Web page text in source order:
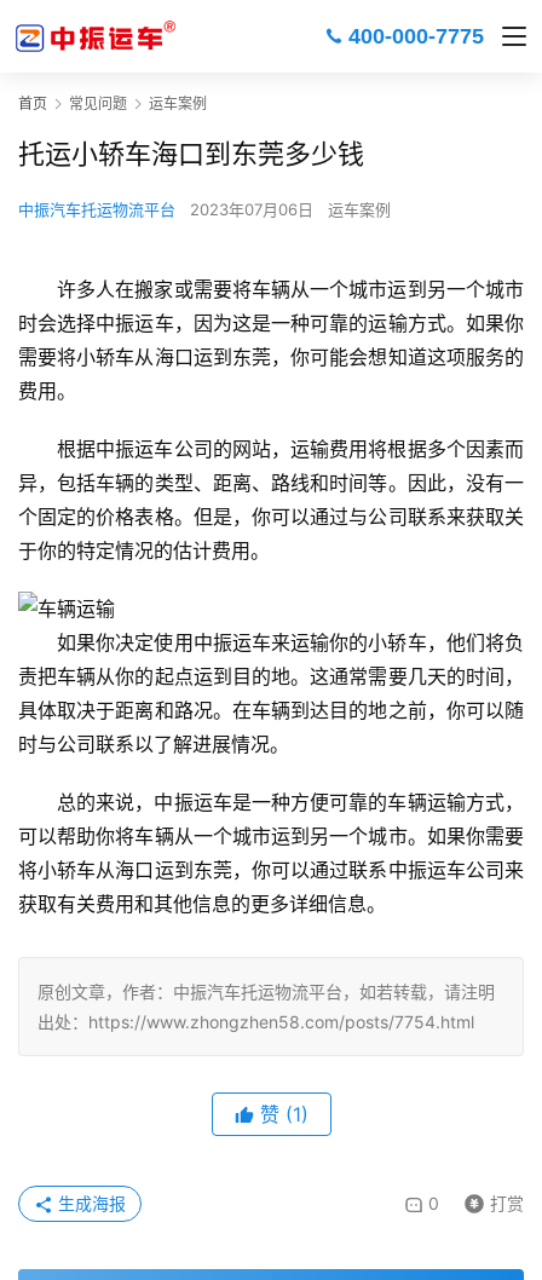
400-000-7775
首页 常见问题 运车案例
托运小轿车海口到东莞多少钱
中振汽车托运物流平台 2023年07月06日 运车案例
许多人在搬家或需要将车辆从一个城市运到另一个城市
时会选择中振运车，因为这是一种可靠的运输方式。如果你
需要将小轿车从海口运到东莞，你可能会想知道这项服务的
费用。
根据中振运车公司的网站，运输费用将根据多个因素而
异，包括车辆的类型、距离、路线和时间等。因此，没有一
个固定的价格表格。但是，你可以通过与公司联系来获取关
于你的特定情况的估计费用。
如果你决定使用中振运车来运输你的小轿车，他们将负
责把车辆从你的起点运到目的地。这通常需要几天的时间，
具体取决于距离和路况。在车辆到达目的地之前，你可以随
时与公司联系以了解进展情况。
总的来说，中振运车是一种方便可靠的车辆运输方式，
可以帮助你将车辆从一个城市运到另一个城市。如果你需要
将小轿车从海口运到东莞，你可以通过联系中振运车公司来
获取有关费用和其他信息的更多详细信息。
原创文章，作者：中振汽车托运物流平台，如若转载，请注明
出处：https://www.zhongzhen58.com/posts/7754.html
赞 (1)
0 打赏
生成海报